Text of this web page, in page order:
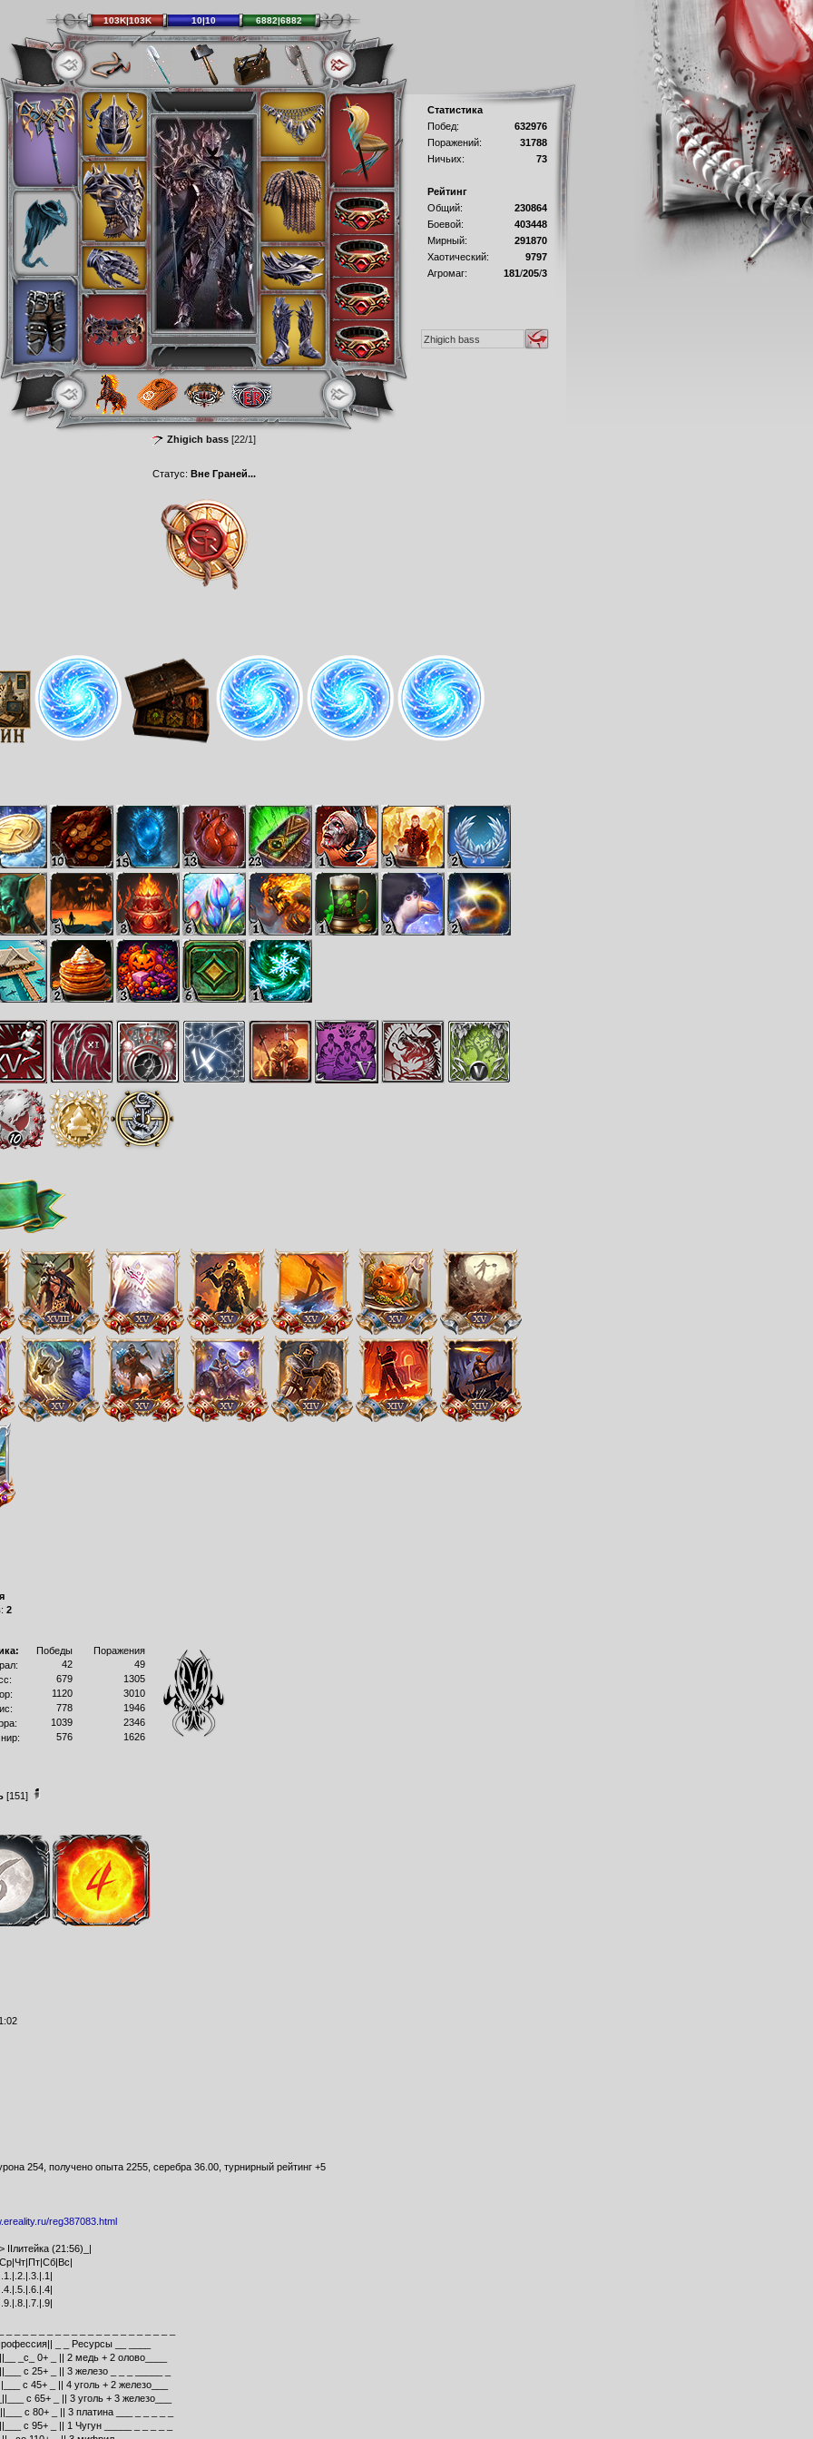
Статистика
Побед:
632976
Поражений:
31788
Ничьих:
73
Рейтинг
Общий:
230864
Боевой:
403448
Мирный:
291870
Хаотический:
9797
Агромаг:
181/205/3
Статус: Вне Граней...
2
Победы
Поражения
42
49
679
1305
1120
3010
778
1946
1039
2346
576 1626
[151]
254, получено опыта 2255, серебра 36.00, турнирный рейтинг +5
reg387083.html
IIлитейка (21:56)_|
_ _ Ресурсы __ ____
_c_ 0+ _ || 2 медь + 2 олово____
c 25+ _ || 3 железо _ _ _ _____ _
c 45+ _ || 4 уголь + 2 железо___
c 65+ _ || 3 уголь + 3 железо___
с 80+ _ || 3 платина ___ _ _ _ _ _
с 95+ _ || 1 Чугун _____ _ _ _ _ _
103K|103K 10|10 6882|6882
Zhigich bass [22/1]